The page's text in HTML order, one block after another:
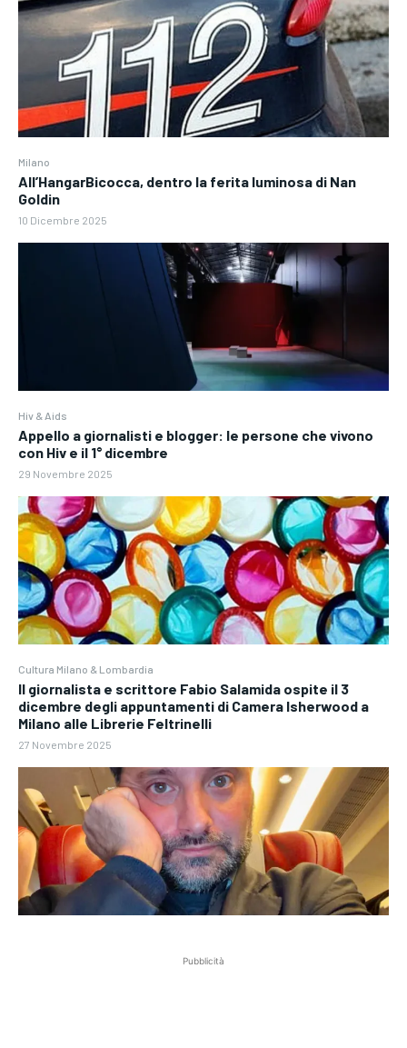
Milano
All’HangarBicocca, dentro la ferita luminosa di Nan
Goldin
10 Dicembre 2025
Hiv & Aids
Appello a giornalisti e blogger: le persone che vivono
con Hiv e il 1° dicembre
29 Novembre 2025
Cultura Milano & Lombardia
Il giornalista e scrittore Fabio Salamida ospite il 3
dicembre degli appuntamenti di Camera Isherwood a
Milano alle Librerie Feltrinelli
27 Novembre 2025
Pubblicità